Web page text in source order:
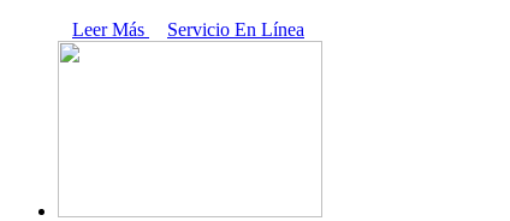
Leer Más
Servicio En Línea